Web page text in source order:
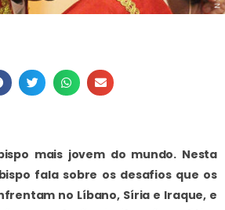
mais jovem do mundo. Nesta
fala sobre os desafios que os
no Líbano, Síria e Iraque, e